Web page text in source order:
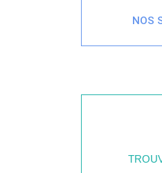
NOS